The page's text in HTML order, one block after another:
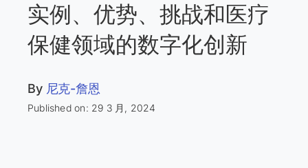
实例、优势、挑战和医疗
保健领域的数字化创新
By 尼克-詹恩
Published on: 29 3 月, 2024